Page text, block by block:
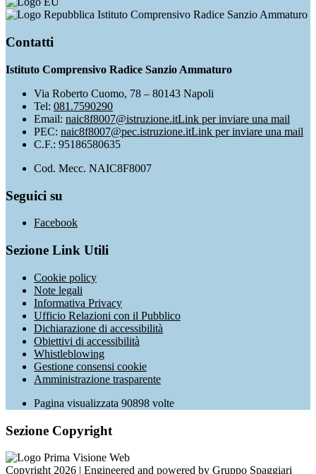
Istituto Comprensivo Radice Sanzio Ammaturo
Contatti
Istituto Comprensivo Radice Sanzio Ammaturo
Via Roberto Cuomo, 78 – 80143 Napoli
Tel: 081.7590290
Email: naic8f8007@istruzione.itLink per inviare una mail
PEC: naic8f8007@pec.istruzione.itLink per inviare una mail
C.F.: 95186580635
Cod. Mecc. NAIC8F8007
Seguici su
Facebook
Sezione Link Utili
Cookie policy
Note legali
Informativa Privacy
Ufficio Relazioni con il Pubblico
Dichiarazione di accessibilità
Obiettivi di accessibilità
Whistleblowing
Gestione consensi cookie
Amministrazione trasparente
Pagina visualizzata 90898 volte
Sezione Copyright
Copyright 2026 | Engineered and powered by Gruppo Spaggiari